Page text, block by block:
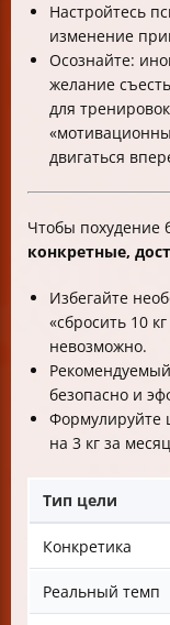
Настройтесь
изменение
Осознайте:
желание
для
двигаться
Чтобы похудение
конкретные,
Избегайте
«сбросить 10
невозможно.
безопасно и
Формулируйте
на 3 кг за
Тип цели
Конкретика
Реальный темп